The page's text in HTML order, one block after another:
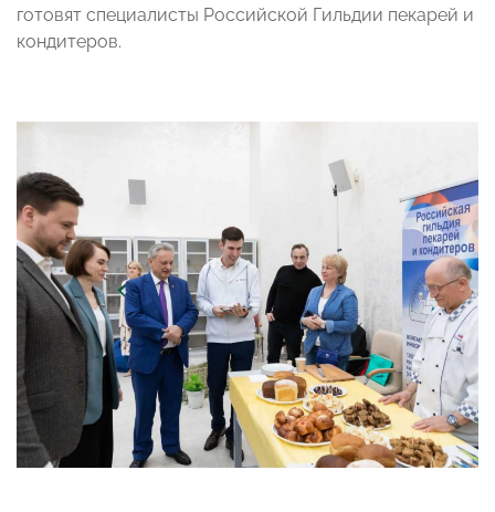
готовят специалисты Российской Гильдии пекарей и
кондитеров.